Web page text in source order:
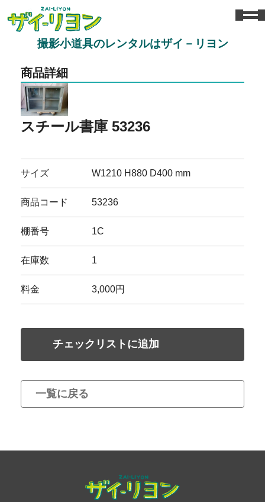
撮影小道具のレンタルはザイ－リヨン
商品詳細
スチール書庫 53236
サイズ W1210 H880 D400 mm
商品コード 53236
棚番号 1C
在庫数 1
料金 3,000円
チェックリストに追加
一覧に戻る